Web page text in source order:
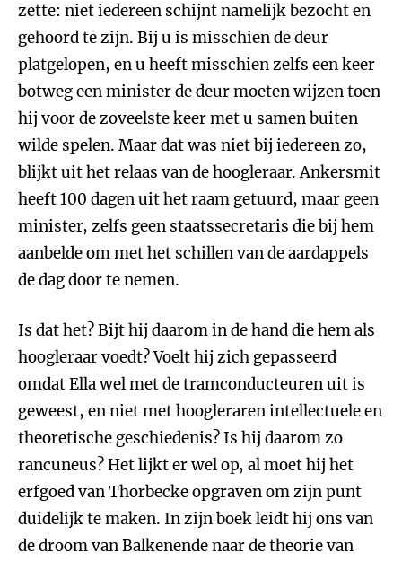
zette: niet iedereen schijnt namelijk bezocht en
gehoord te zijn. Bij u is misschien de deur
platgelopen, en u heeft misschien zelfs een keer
botweg een minister de deur moeten wijzen toen
hij voor de zoveelste keer met u samen buiten
wilde spelen. Maar dat was niet bij iedereen zo,
blijkt uit het relaas van de hoogleraar. Ankersmit
heeft 100 dagen uit het raam getuurd, maar geen
minister, zelfs geen staatssecretaris die bij hem
aanbelde om met het schillen van de aardappels
de dag door te nemen.
Is dat het? Bijt hij daarom in de hand die hem als
hoogleraar voedt? Voelt hij zich gepasseerd
omdat Ella wel met de tramconducteuren uit is
geweest, en niet met hoogleraren intellectuele en
theoretische geschiedenis? Is hij daarom zo
rancuneus? Het lijkt er wel op, al moet hij het
erfgoed van Thorbecke opgraven om zijn punt
duidelijk te maken. In zijn boek leidt hij ons van
de droom van Balkenende naar de theorie van